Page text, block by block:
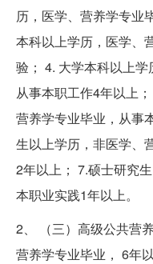
历，医学、营养学专业
本科以上学历，医学、
验； 4. 大学本科以上学
从事本职工作4年以上
营养学专业毕业，从事
生以上学历，非医学、
2年以上； 7.硕士研究
本职业实践1年以上。
2、 （三）高级公共营
营养学专业毕业， 6年